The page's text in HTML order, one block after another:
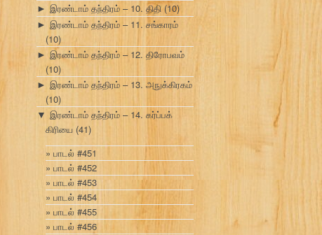
► இரண்டாம் தந்திரம் – 10. திதி(10)
► இரண்டாம் தந்திரம் – 11. சங்காரம்
(10)
► இரண்டாம் தந்திரம் – 12. திரோபவம்
(10)
► இரண்டாம் தந்திரம் – 13. அநுக்கிரகம்
(10)
▼ இரண்டாம் தந்திரம் – 14. கர்ப்பக்
கிரியை (41)
பாடல் #451
பாடல் #452
பாடல் #453
பாடல் #454
பாடல் #455
பாடல் #456